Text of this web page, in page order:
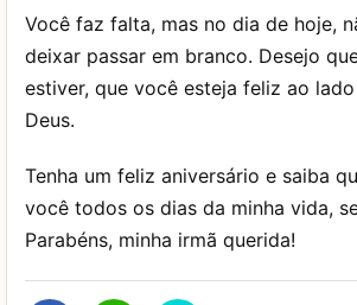
Você faz falta, mas no dia de hoje,
deixar passar em branco. Desejo
estiver, que você esteja feliz ao
Deus.
Tenha um feliz aniversário e saiba
você todos os dias da minha vida,
Parabéns, minha irmã querida!